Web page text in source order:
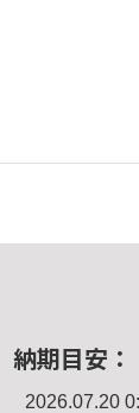
納期目安：
2026.07.20